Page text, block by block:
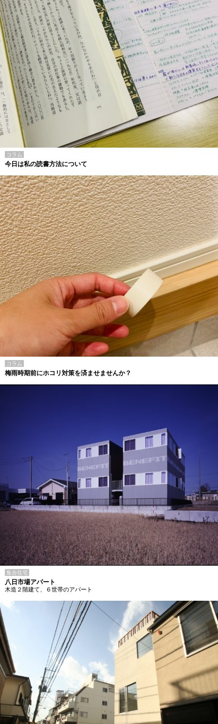
コラム
今日は私の読書方法について
コラム
梅雨時期前にホコリ対策を済ませませんか？
集合住宅
八日市場アパート
木造２階建て、６世帯のアパート